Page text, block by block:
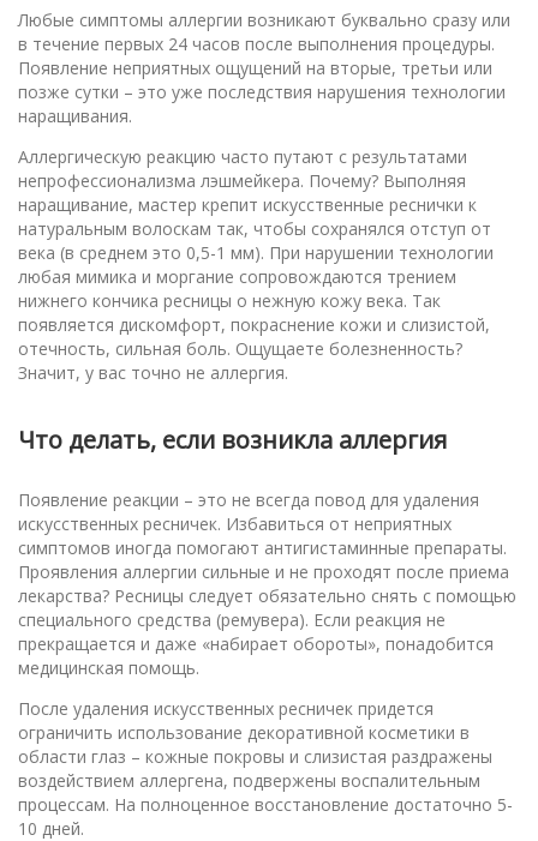
Любые симптомы аллергии возникают буквально сразу или
в течение первых 24 часов после выполнения процедуры.
Появление неприятных ощущений на вторые, третьи или
позже сутки – это уже последствия нарушения технологии
наращивания.
Аллергическую реакцию часто путают с результатами
непрофессионализма лэшмейкера. Почему? Выполняя
наращивание, мастер крепит искусственные реснички к
натуральным волоскам так, чтобы сохранялся отступ от
века (в среднем это 0,5-1 мм). При нарушении технологии
любая мимика и моргание сопровождаются трением
нижнего кончика ресницы о нежную кожу века. Так
появляется дискомфорт, покраснение кожи и слизистой,
отечность, сильная боль. Ощущаете болезненность?
Значит, у вас точно не аллергия.
Что делать, если возникла аллергия
Появление реакции – это не всегда повод для удаления
искусственных ресничек. Избавиться от неприятных
симптомов иногда помогают антигистаминные препараты.
Проявления аллергии сильные и не проходят после приема
лекарства? Ресницы следует обязательно снять с помощью
специального средства (ремувера). Если реакция не
прекращается и даже «набирает обороты», понадобится
медицинская помощь.
После удаления искусственных ресничек придется
ограничить использование декоративной косметики в
области глаз – кожные покровы и слизистая раздражены
воздействием аллергена, подвержены воспалительным
процессам. На полноценное восстановление достаточно 5-
10 дней.